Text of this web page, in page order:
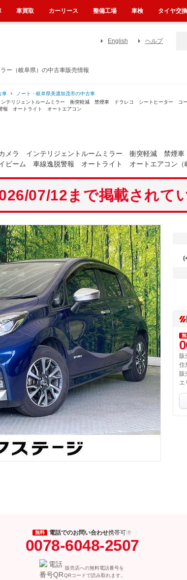
ー（岐阜県）の中古車販売情報
English ヘルプ
車
ノート・岐阜県美濃加茂市の中古車
テリジェントルームミラー 衝突軽減 禁煙車 ドラレコ シートヒーター コ
オートライト オートエアコン
メラ インテリジェントルームミラー 衝突軽減 禁煙
ーム 車線逸脱警報 オートライト オートエアコン（
07/12まで掲載されて
(
販
住
販
エ
無料 電話でのお問い合わせ携帯可
0078-6048-2507
販売店への無料電話番号を
QRコードで読み取れます。
車買取 カーリース 整備工場 車検 タイヤ交換